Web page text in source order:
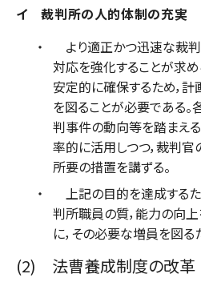
イ 裁判所の人的体制の充実
より適正かつ迅速な裁
対応を強化することが求
安定的に確保するため，
を図ることが必要である
判事件の動向等を踏まえ
率的に活用しつつ，裁判官
所要の措置を講ずる。
上記の目的を達成する
判所職員の質，能力の向
に，その必要な増員を図る
(2) 法曹養成制度の改革